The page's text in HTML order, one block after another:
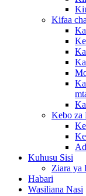
Kifaa
Kebo za
Kuhusu Sisi
Ziara ya
Habari
Wasiliana Nasi